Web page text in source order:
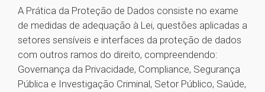
A Prática da Proteção de Dados consiste no exame
de medidas de adequação à Lei, questões aplicadas a
setores sensíveis e interfaces da proteção de dados
com outros ramos do direito, compreendendo:
Governança da Privacidade, Compliance, Segurança
Pública e Investigação Criminal, Setor Público, Saúde,